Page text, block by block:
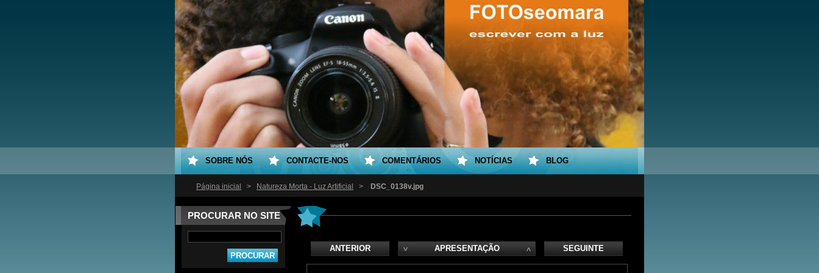
Página inicial > Natureza Morta - Luz Artificial > DSC_0138v.jpg
PROCURAR NO SITE
ANTERIOR APRESENTAÇÃO SEGUINTE
SOBRE NÓS CONTACTE-NOS COMENTÁRIOS NOTÍCIAS BLOG